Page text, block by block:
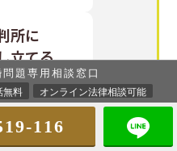
所に
立てる
題専用相談窓口
無料 オンライン法律相談可能
116